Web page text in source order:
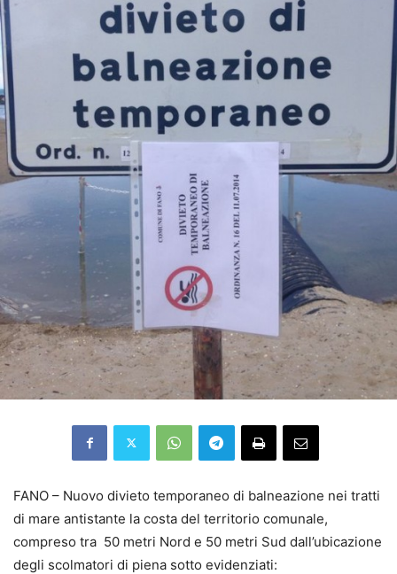
FANO – Nuovo divieto temporaneo di balneazione nei tratti
di mare antistante la costa del territorio comunale,
compreso tra 50 metri Nord e 50 metri Sud dall’ubicazione
degli scolmatori di piena sotto evidenziati: